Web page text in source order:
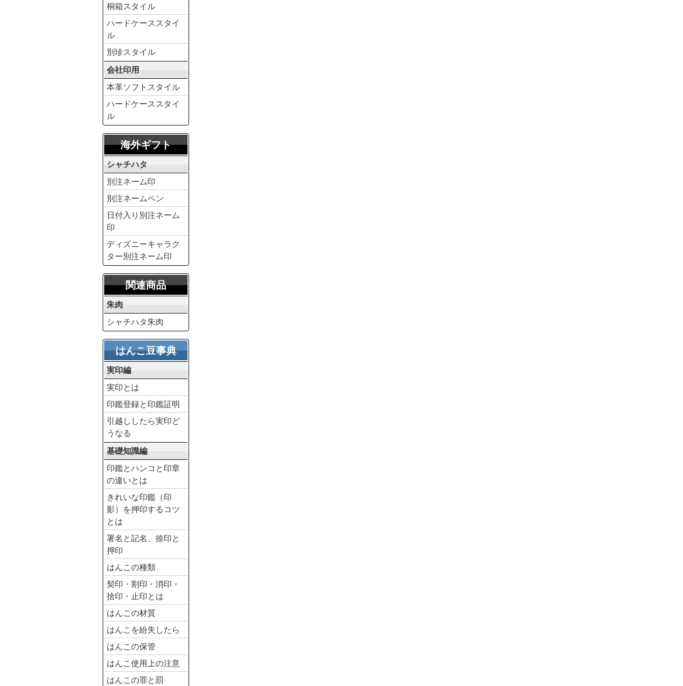
桐箱スタイル
ハードケーススタイ
ル
別珍スタイル
会社印用
本革ソフトスタイル
ハードケーススタイ
ル
海外ギフト
シャチハタ
別注ネーム印
別注ネームペン
日付入り別注ネーム
印
ディズニーキャラク
ター別注ネーム印
関連商品
朱肉
シャチハタ朱肉
はんこ豆事典
実印編
実印とは
印鑑登録と印鑑証明
引越ししたら実印ど
うなる
基礎知識編
印鑑とハンコと印章
の違いとは
きれいな印鑑（印
影）を押印するコツ
とは
署名と記名、捺印と
押印
はんこの種類
契印・割印・消印・
捨印・止印とは
はんこの材質
はんこを紛失したら
はんこの保管
はんこ使用上の注意
はんこの罪と罰